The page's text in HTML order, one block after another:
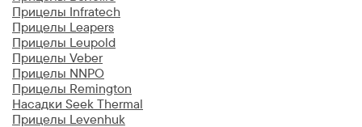
Прицелы Infratech
Прицелы Leapers
Прицелы Leupold
Прицелы Veber
Прицелы NNPO
Прицелы Remington
Насадки Seek Thermal
Прицелы Levenhuk